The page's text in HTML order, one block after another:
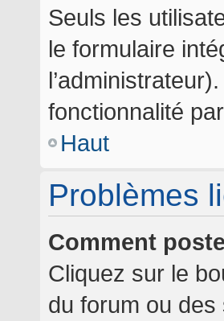
Seuls les
le formulaire
fonctionnalité
Haut
Problèmes
Comment
Cliquez sur le
du forum ou des